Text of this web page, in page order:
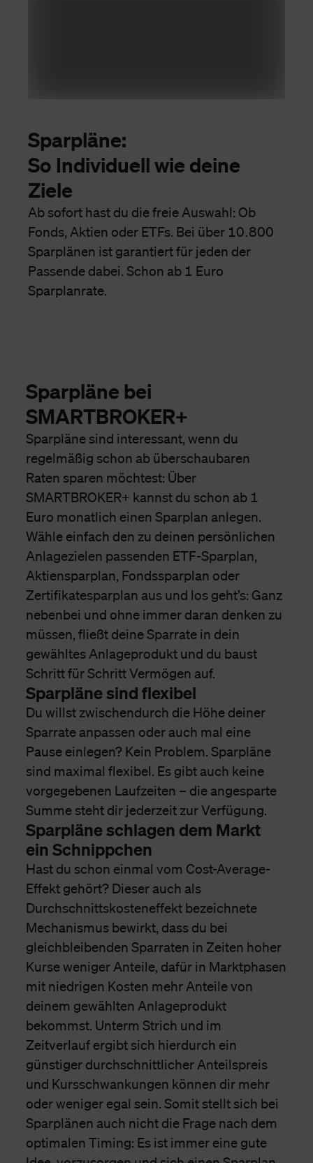
Sparpläne:
So Individuell wie deine
Ziele
Ab sofort hast du die freie Auswahl: Ob
Fonds, Aktien oder ETFs. Bei über 10.800
Sparplänen ist garantiert für jeden der
Passende dabei. Schon ab 1 Euro
Sparplanrate.
Sparpläne bei
SMARTBROKER+
Sparpläne sind interessant, wenn du
regelmäßig schon ab überschaubaren
Raten sparen möchtest: Über
SMARTBROKER+ kannst du schon ab 1
Euro monatlich einen Sparplan anlegen.
Wähle einfach den zu deinen persönlichen
Anlagezielen passenden ETF-Sparplan,
Aktiensparplan, Fondssparplan oder
Zertifikatesparplan aus und los geht’s: Ganz
nebenbei und ohne immer daran denken zu
müssen, fließt deine Sparrate in dein
gewähltes Anlageprodukt und du baust
Schritt für Schritt Vermögen auf.
Sparpläne sind flexibel
Du willst zwischendurch die Höhe deiner
Sparrate anpassen oder auch mal eine
Pause einlegen? Kein Problem. Sparpläne
sind maximal flexibel. Es gibt auch keine
vorgegebenen Laufzeiten – die angesparte
Summe steht dir jederzeit zur Verfügung.
Sparpläne schlagen dem Markt
ein Schnippchen
Hast du schon einmal vom Cost-Average-
Effekt gehört? Dieser auch als
Durchschnittskosteneffekt bezeichnete
Mechanismus bewirkt, dass du bei
gleichbleibenden Sparraten in Zeiten hoher
Kurse weniger Anteile, dafür in Marktphasen
mit niedrigen Kosten mehr Anteile von
deinem gewählten Anlageprodukt
bekommst. Unterm Strich und im
Zeitverlauf ergibt sich hierdurch ein
günstiger durchschnittlicher Anteilspreis
und Kursschwankungen können dir mehr
oder weniger egal sein. Somit stellt sich bei
Sparplänen auch nicht die Frage nach dem
optimalen Timing: Es ist immer eine gute